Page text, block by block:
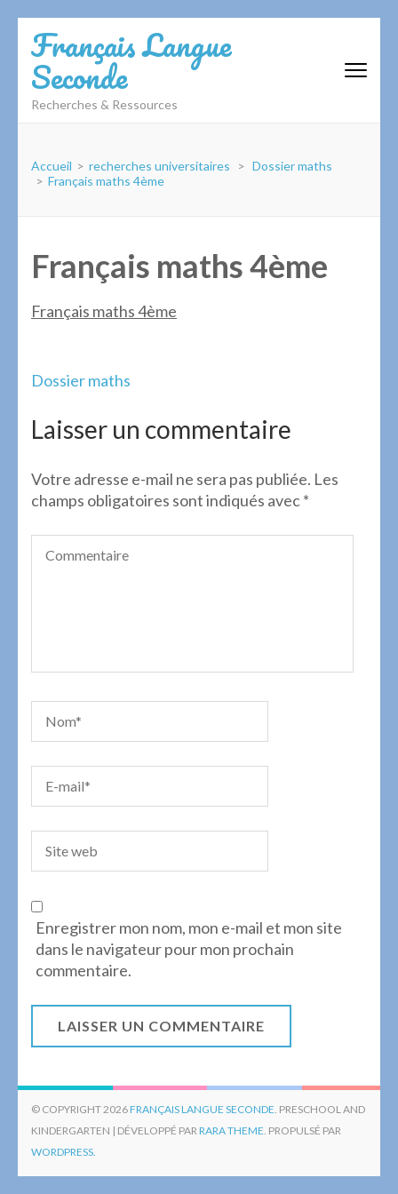
au
contenu
(Pressez
Entrée)
Français Langue
Seconde
Recherches & Ressources
Accueil > recherches universitaires > Dossier maths
> Français maths 4ème
Français maths 4ème
Français maths 4ème
Navigation
l’article
Dossier maths
Laisser un commentaire
Votre adresse e-mail ne sera pas publiée. Les
champs obligatoires sont indiqués avec*
Enregistrer mon nom, mon e-mail et mon site
dans le navigateur pour mon prochain
commentaire.
© COPYRIGHT 2026FRANÇAIS LANGUE SECONDE. PRESCHOOL AND
KINDERGARTEN | DÉVELOPPÉ PARRARA THEME. PROPULSÉ PAR
WORDPRESS.